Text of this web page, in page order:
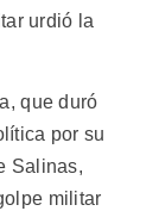
urdió la
que duró
por su
Salinas,
militar